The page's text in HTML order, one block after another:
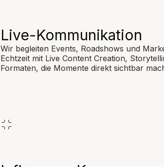
Live-Kommunikation
Wir begleiten Events, Roadshows und
Echtzeit mit Live Content Creation,
Formaten, die Momente direkt sichtbar